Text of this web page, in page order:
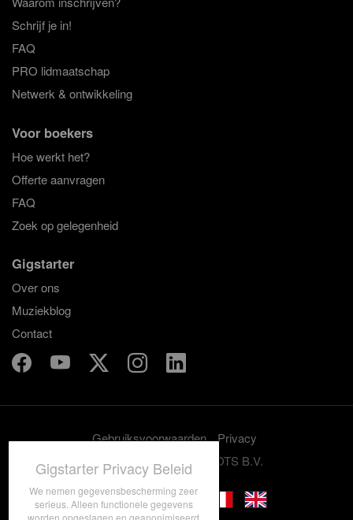
Schrijf je in!
FAQ
PRO lidmaatschap
Netwerk & ontwikkeling
Voor boekers
Hoe werkt het?
Offerte aanvragen
FAQ
Zoek op gelegenheid
Gigstarter
Over ons
Muziekblog
Contact
Gebruiksvoorwaarden
Privacy
© 2012-2026 GRASSROOTS B.V.
Gigstarter Privacy Beleid
We nemen gegevensbescherming zeer
serieus. Alleen functionele gegevens
worden opgeslagen en geanonimiseerd